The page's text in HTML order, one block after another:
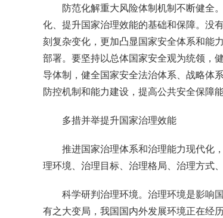
防范化解重大风险体制机制不断健全
化、提升国家治理效能的基础和保障。没
刻复杂变化，更加凸显国家安全体系和能
部署。要坚持以总体国家安全观为统领，
导体制，健全国家安全法治体系、战略体
防控机制和能力建设，提高公共安全保障
多措并举提升国家治理效能
推进国家治理体系和治理能力现代化
理环境、治理目标、治理格局、治理方式
科学研判治理环境。治理环境是影响
有之大变局，我国国内外发展环境正在经